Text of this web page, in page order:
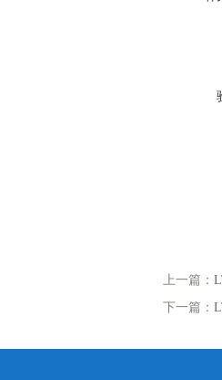
上一篇：
下一篇：